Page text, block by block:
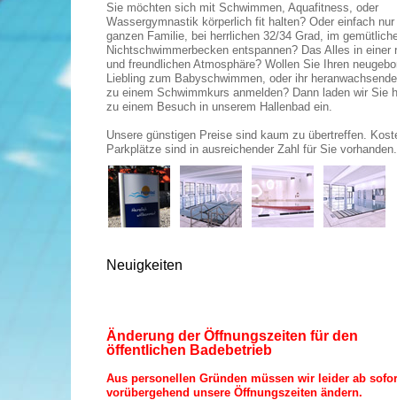
Sie möchten sich mit Schwimmen, Aquafitness, oder
Wassergymnastik körperlich fit halten? Oder einfach
ganzen Familie, bei herrlichen 32/34 Grad, im
Nichtschwimmerbecken entspannen? Das Alles in einer
und freundlichen Atmosphäre? Wollen Sie Ihren
Liebling zum Babyschwimmen, oder ihr
zu einem Schwimmkurs anmelden? Dann laden wir Sie
zu einem Besuch in unserem Hallenbad ein.
Unsere günstigen Preise sind kaum zu übertreffen.
Parkplätze sind in ausreichender Zahl für Sie vorhanden.
Neuigkeiten
Änderung der Öffnungszeiten für den
öffentlichen Badebetrieb
Aus personellen Gründen müssen wir leider ab
vorübergehend unsere Öffnungszeiten ändern.